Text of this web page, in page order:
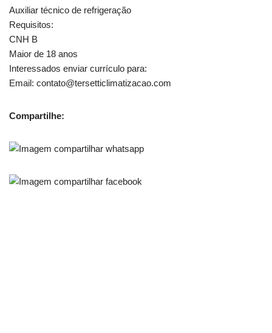
Auxiliar técnico de refrigeração
Requisitos:
CNH B
Maior de 18 anos
Interessados enviar currículo para:
Email: contato@tersetticlimatizacao.com
Compartilhe: